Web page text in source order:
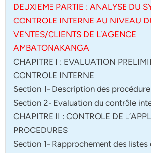
DEUXIEME PARTIE : ANALYSE DU
CONTROLE INTERNE AU NIVEAU
VENTES/CLIENTS DE L’AGENCE
AMBATONAKANGA
CHAPITRE I : EVALUATION
CONTROLE INTERNE
Section 1- Description des
Section 2- Evaluation du contrôle
CHAPITRE II : CONTROLE DE
PROCEDURES
Section 1- Rapprochement des listes